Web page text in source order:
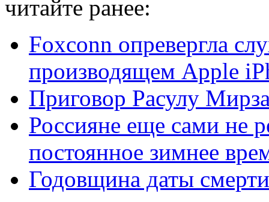
читайте ранее:
Foxconn опревергла
производящем Apple
Приговор Расулу
Россияне еще сами не
постоянное зимнее
Годовщина даты